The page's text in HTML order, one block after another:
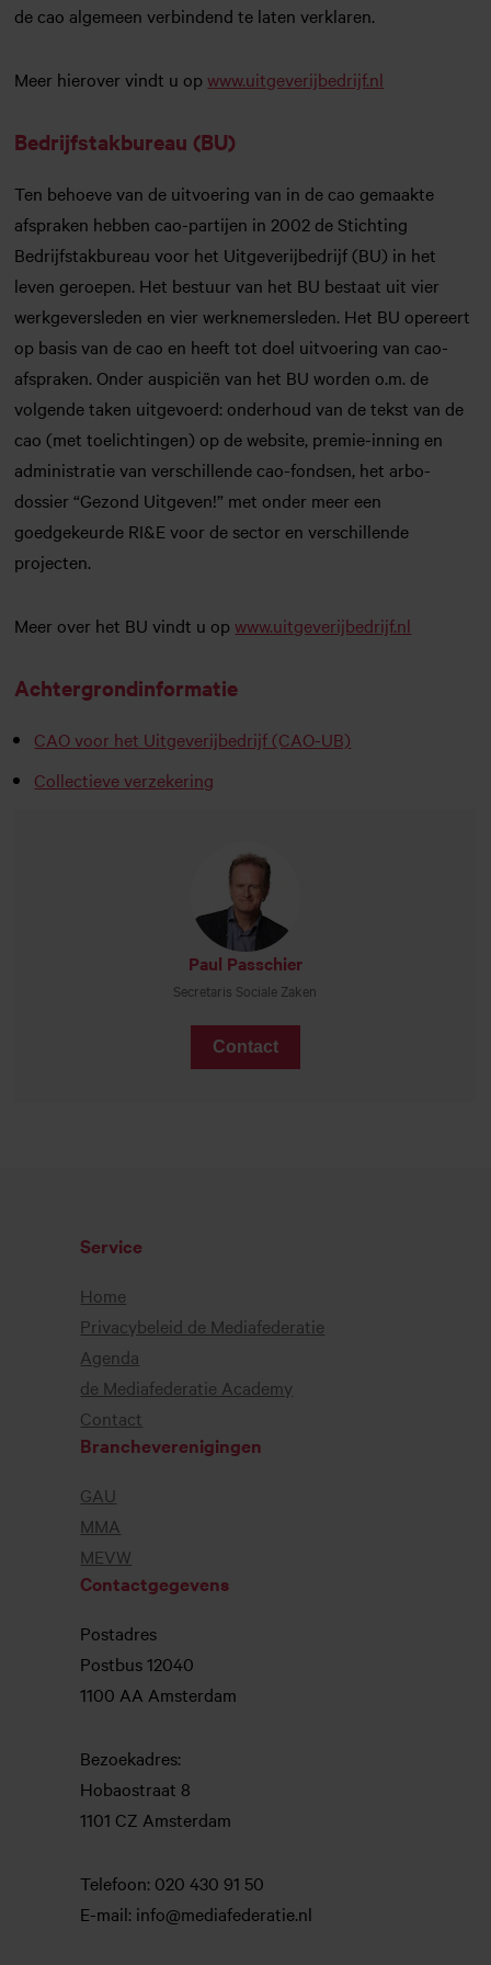
de cao algemeen verbindend te laten verklaren.
Meer hierover vindt u opwww.uitgeverijbedrijf.nl
Bedrijfstakbureau (BU)
Ten behoeve van de uitvoering van in de cao gemaakte
afspraken hebben cao-partijen in 2002 de Stichting
Bedrijfstakbureau voor het Uitgeverijbedrijf (BU) in het
leven geroepen. Het bestuur van het BU bestaat uit vier
werkgeversleden en vier werknemersleden. Het BU opereert
op basis van de cao en heeft tot doel uitvoering van cao-
afspraken. Onder auspiciën van het BU worden o.m. de
volgende taken uitgevoerd: onderhoud van de tekst van de
cao (met toelichtingen) op de website, premie-inning en
administratie van verschillende cao-fondsen, het arbo-
dossier “Gezond Uitgeven!” met onder meer een
goedgekeurde RI&E voor de sector en verschillende
projecten.
Meer over het BU vindt u opwww.uitgeverijbedrijf.nl
Achtergrondinformatie
CAO voor het Uitgeverijbedrijf (CAO-UB)
Collectieve verzekering
Paul Passchier
Secretaris Sociale Zaken
Contact
Service
Home
Privacybeleid de Mediafederatie
Agenda
de Mediafederatie Academy
Contact
Brancheverenigingen
GAU
MMA
MEVW
Contactgegevens
Postadres
Postbus 12040
1100 AA Amsterdam
Bezoekadres:
Hobaostraat 8
1101 CZ Amsterdam
Telefoon: 020 430 91 50
E-mail: info@mediafederatie.nl